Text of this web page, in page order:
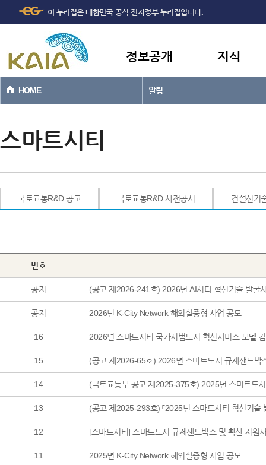
본문바로가기
이 누리집은 대한민국 공식 전자정부 누리집입니다.
정보공개 지식
HOME 알림
스마트시티
국토교통R&D 공고 국토교통R&D 사전공시 건설신기
번호
공지 (공고 제2026-241호) 2026년 AI시티 혁신기술 발굴
공지 2026년 K-City Network 해외실증형 사업 공모
16 2026년 스마트시티 국가시범도시 혁신서비스 모델
15 (공고 제2026-65호) 2026년 스마트도시 규제샌드박
14 (국토교통부 공고 제2025-375호) 2025년 스마트도
13 (공고 제2025-293호) 「2025년 스마트시티 혁신기술
12 [스마트시티] 스마트도시 규제샌드박스 및 확산 지
11 2025년 K-City Network 해외실증형 사업 공모